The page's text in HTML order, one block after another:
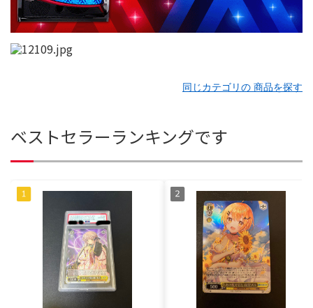
同じカテゴリの 商品を探す
ベストセラーランキングです